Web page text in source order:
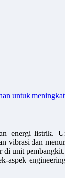
untuk
energi
vibrasi dan
di unit pembangkit.
aspek